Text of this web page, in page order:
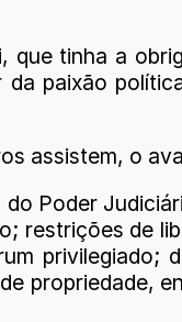
que tinha a
paixão
assistem, o
Poder
restrições de
privilegiado;
propriedade,